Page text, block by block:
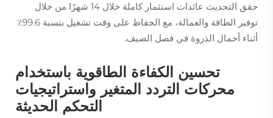
حقق التحديث عائدات استثمار كاملة خلال 14 شهرًا من خلال
توفير الطاقة والعمالة، مع الحفاظ على وقت تشغيل بنسبة 99.6٪
أثناء أحمال الذروة في فصل الصيف.
تحسين الكفاءة الطاقوية باستخدام
محركات التردد المتغير واستراتيجيات
التحكم الحديثة